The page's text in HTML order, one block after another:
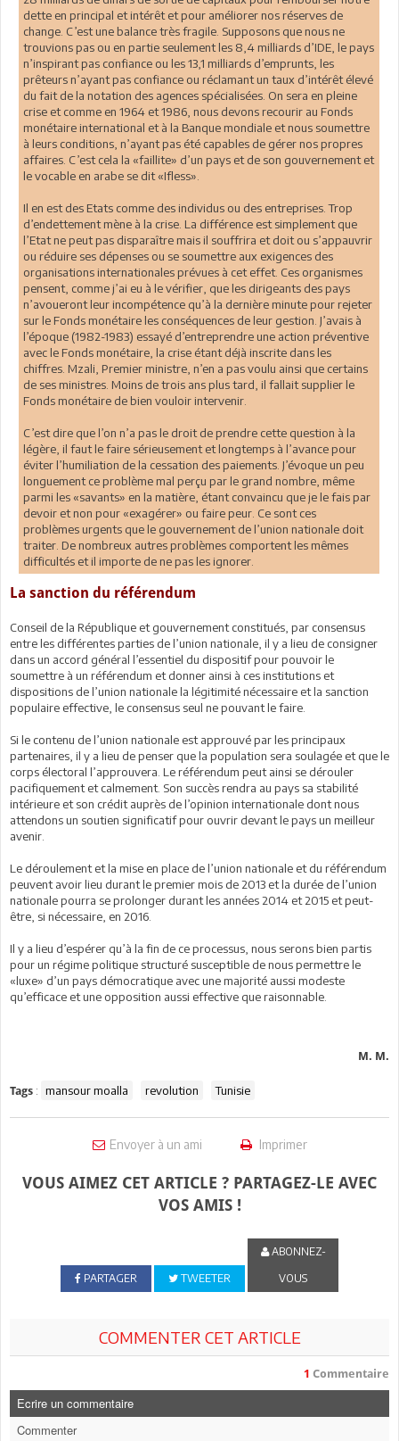
dette en principal et intérêt et pour améliorer nos réserves de
change. C’est une balance très fragile. Supposons que nous ne
trouvions pas ou en partie seulement les 8,4 milliards d’IDE, le pays
n’inspirant pas confiance ou les 13,1 milliards d’emprunts, les
prêteurs n’ayant pas confiance ou réclamant un taux d’intérêt élevé
du fait de la notation des agences spécialisées. On sera en pleine
crise et comme en 1964 et 1986, nous devons recourir au Fonds
monétaire international et à la Banque mondiale et nous soumettre
à leurs conditions, n’ayant pas été capables de gérer nos propres
affaires. C’est cela la «faillite» d’un pays et de son gouvernement et
le vocable en arabe se dit «Ifless».
Il en est des Etats comme des individus ou des entreprises. Trop
d’endettement mène à la crise. La différence est simplement que
l’Etat ne peut pas disparaître mais il souffrira et doit ou s’appauvrir
ou réduire ses dépenses ou se soumettre aux exigences des
organisations internationales prévues à cet effet. Ces organismes
pensent, comme j’ai eu à le vérifier, que les dirigeants des pays
n’avoueront leur incompétence qu’à la dernière minute pour rejeter
sur le Fonds monétaire les conséquences de leur gestion. J’avais à
l’époque (1982-1983) essayé d’entreprendre une action préventive
avec le Fonds monétaire, la crise étant déjà inscrite dans les
chiffres. Mzali, Premier ministre, n’en a pas voulu ainsi que certains
de ses ministres. Moins de trois ans plus tard, il fallait supplier le
Fonds monétaire de bien vouloir intervenir.
C’est dire que l’on n’a pas le droit de prendre cette question à la
légère, il faut le faire sérieusement et longtemps à l’avance pour
éviter l’humiliation de la cessation des paiements. J’évoque un peu
longuement ce problème mal perçu par le grand nombre, même
parmi les «savants» en la matière, étant convaincu que je le fais par
devoir et non pour «exagérer» ou faire peur. Ce sont ces
problèmes urgents que le gouvernement de l’union nationale doit
traiter. De nombreux autres problèmes comportent les mêmes
difficultés et il importe de ne pas les ignorer.
La sanction du référendum
Conseil de la République et gouvernement constitués, par consensus
entre les différentes parties de l’union nationale, il y a lieu de consigner
dans un accord général l’essentiel du dispositif pour pouvoir le
soumettre à un référendum et donner ainsi à ces institutions et
dispositions de l’union nationale la légitimité nécessaire et la sanction
populaire effective, le consensus seul ne pouvant le faire.
Si le contenu de l’union nationale est approuvé par les principaux
partenaires, il y a lieu de penser que la population sera soulagée et que le
corps électoral l’approuvera. Le référendum peut ainsi se dérouler
pacifiquement et calmement. Son succès rendra au pays sa stabilité
intérieure et son crédit auprès de l’opinion internationale dont nous
attendons un soutien significatif pour ouvrir devant le pays un meilleur
avenir.
Le déroulement et la mise en place de l’union nationale et du référendum
peuvent avoir lieu durant le premier mois de 2013 et la durée de l’union
nationale pourra se prolonger durant les années 2014 et 2015 et peut-
être, si nécessaire, en 2016.
Il y a lieu d’espérer qu’à la fin de ce processus, nous serons bien partis
pour un régime politique structuré susceptible de nous permettre le
«luxe» d’un pays démocratique avec une majorité aussi modeste
qu’efficace et une opposition aussi effective que raisonnable.
M. M.
Tags : mansour moalla revolution Tunisie
Envoyer à un ami Imprimer
VOUS AIMEZ CET ARTICLE ? PARTAGEZ-LE AVEC
VOS AMIS !
PARTAGER TWEETER
ABONNEZ-
VOUS
COMMENTER CET ARTICLE
1 Commentaire
Ecrire un commentaire
Commenter